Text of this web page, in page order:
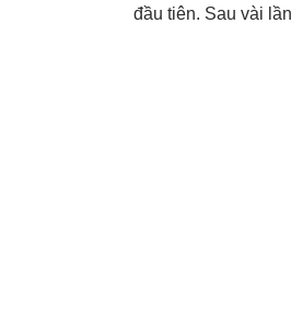
đầu tiên. Sau vài